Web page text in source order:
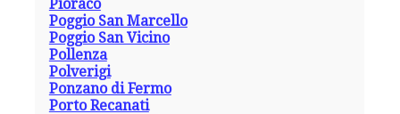
Pioraco
Poggio San Marcello
Poggio San Vicino
Pollenza
Polverigi
Ponzano di Fermo
Porto Recanati